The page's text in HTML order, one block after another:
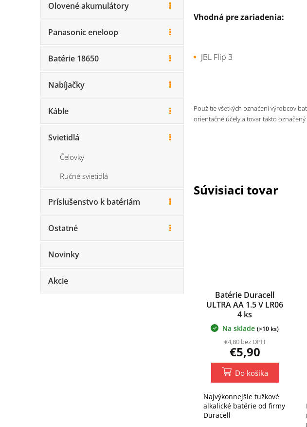
Olovené akumulátory
Panasonic eneloop
Batérie 18650
Nabíjačky
Káble
Svietidlá
Čelovky
Ručné svietidlá
Príslušenstvo k batériám
Ostatné
Novinky
Akcie
Súvisiaci tovar
Batérie Duracell
ULTRA AA 1.5 V LR06
4 ks
Na sklade (>10 ks)
€4,80 bez DPH
€5,90
Do košíka
Najvýkonnejšie tužkové
alkalické batérie od firmy
Duracell
Vhodná pre zariadenia:
JBL Flip 3
Použitie všetkých označení výrobcov
orientačné účely a tovar takto